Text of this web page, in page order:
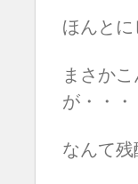
ほんとに
まさか
が・・・
なんて残